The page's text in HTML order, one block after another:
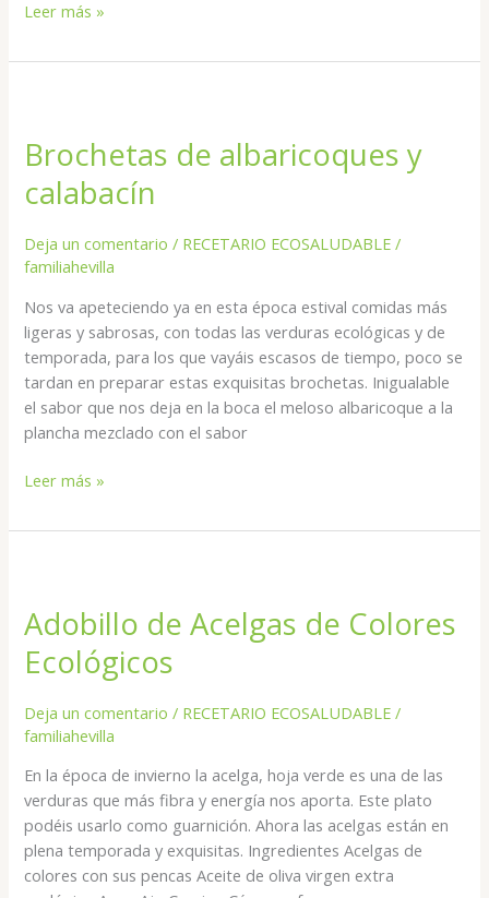
Leer más »
Brochetas de albaricoques y
calabacín
Deja un comentario / RECETARIO ECOSALUDABLE /
familiahevilla
Nos va apeteciendo ya en esta época estival comidas más
ligeras y sabrosas, con todas las verduras ecológicas y de
temporada, para los que vayáis escasos de tiempo, poco se
tardan en preparar estas exquisitas brochetas. Inigualable
el sabor que nos deja en la boca el meloso albaricoque a la
plancha mezclado con el sabor
albaricoques
y
calabacín
Leer más »
Adobillo de Acelgas de Colores
Ecológicos
Deja un comentario / RECETARIO ECOSALUDABLE /
familiahevilla
En la época de invierno la acelga, hoja verde es una de las
verduras que más fibra y energía nos aporta. Este plato
podéis usarlo como guarnición. Ahora las acelgas están en
plena temporada y exquisitas. Ingredientes Acelgas de
colores con sus pencas Aceite de oliva virgen extra
Acelgas
de
Colores